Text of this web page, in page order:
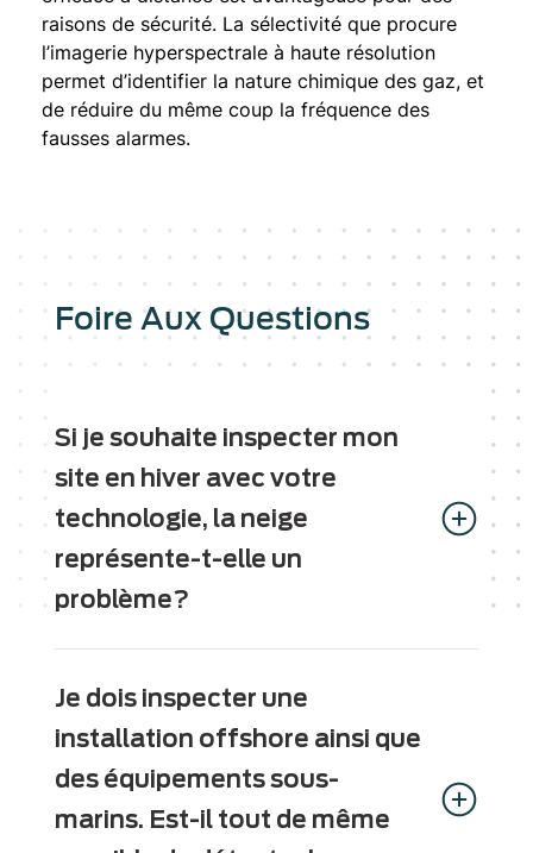
raisons de sécurité. La sélectivité que procure
l’imagerie hyperspectrale à haute résolution
permet d’identifier la nature chimique des gaz, et
de réduire du même coup la fréquence des
fausses alarmes.
Foire Aux Questions
Si je souhaite inspecter mon
site en hiver avec votre
technologie, la neige
représente-t-elle un
problème?
fonctionne aussi bien de jour que de nuit, et
Je dois inspecter une
installation offshore ainsi que
des équipements sous-
marins. Est-il tout de même